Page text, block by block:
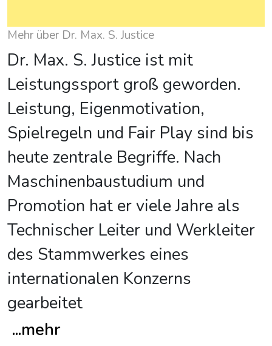
Mehr über Dr. Max. S. Justice
Dr. Max. S. Justice ist mit
Leistungssport groß geworden.
Leistung, Eigenmotivation,
Spielregeln und Fair Play sind bis
heute zentrale Begriffe. Nach
Maschinenbaustudium und
Promotion hat er viele Jahre als
Technischer Leiter und Werkleiter
des Stammwerkes eines
internationalen Konzerns
gearbeitet
...mehr